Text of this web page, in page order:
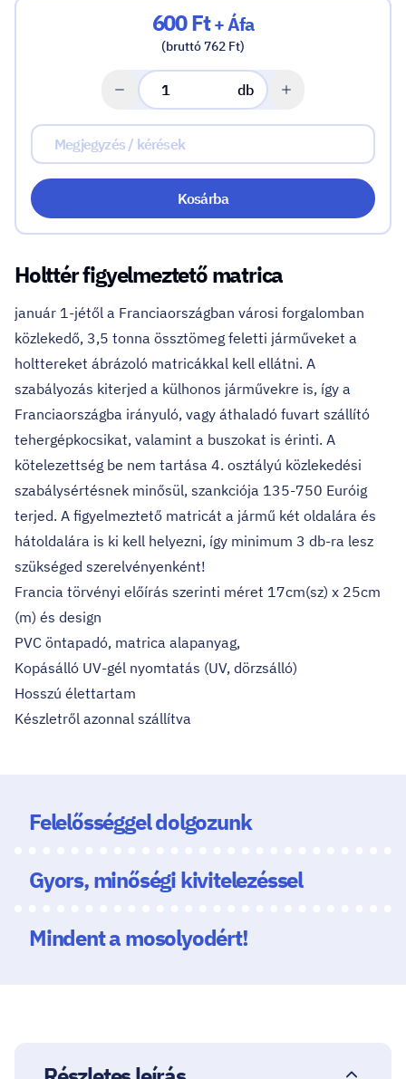
600 Ft+ Áfa
(bruttó 762 Ft)
db
Kosárba
Holttér figyelmeztető matrica
január 1-jétől a Franciaországban városi forgalomban
közlekedő, 3,5 tonna össztömeg feletti járműveket a
holttereket ábrázoló matricákkal kell ellátni. A
szabályozás kiterjed a külhonos járművekre is, így a
Franciaországba irányuló, vagy áthaladó fuvart szállító
tehergépkocsikat, valamint a buszokat is érinti. A
kötelezettség be nem tartása 4. osztályú közlekedési
szabálysértésnek minősül, szankciója 135-750 Euróig
terjed. A figyelmeztető matricát a jármű két oldalára és
hátoldalára is ki kell helyezni, így minimum 3 db-ra lesz
szükséged szerelvényenként!
Francia törvényi előírás szerinti méret 17cm(sz) x 25cm
(m) és design
PVC öntapadó, matrica alapanyag,
Kopásálló UV-gél nyomtatás (UV, dörzsálló)
Hosszú élettartam
Készletről azonnal szállítva
Felelősséggel dolgozunk
Gyors, minőségi kivitelezéssel
Mindent a mosolyodért!